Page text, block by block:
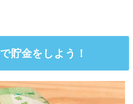
貯金をしよう！